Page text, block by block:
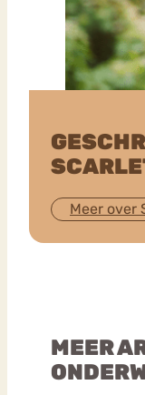
Meer over
MEER